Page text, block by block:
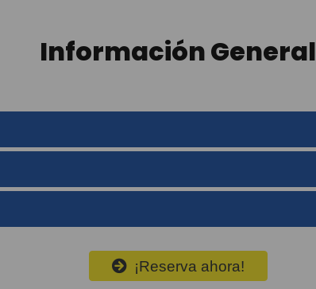
Información General
¡Reserva ahora!